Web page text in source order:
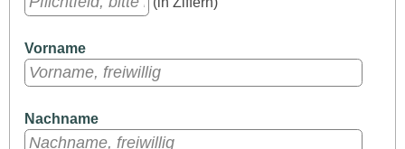
Vorname
Nachname